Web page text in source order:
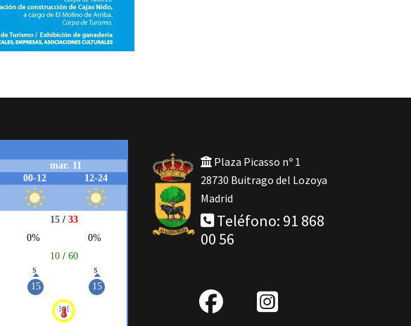
Plaza Picasso nº 1
28730 Buitrago del Lozoya
Madrid
Teléfono: 91 868
00 56
fab
IG